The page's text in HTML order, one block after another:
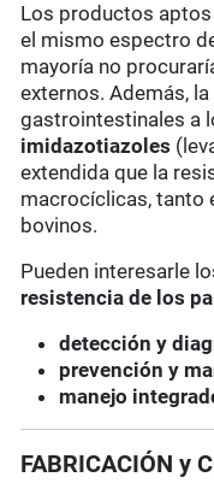
Los productos
el mismo espectro
mayoría no
externos. Además,
gastrointestinales a
imidazotiazoles
extendida que la
macrocíclicas, tanto
bovinos.
Pueden interesarle
resistencia de los
detección y
prevención y
manejo
FABRICACIÓN y